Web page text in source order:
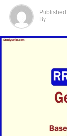
Published
By